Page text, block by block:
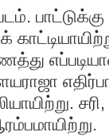
பாட்டுக்கு